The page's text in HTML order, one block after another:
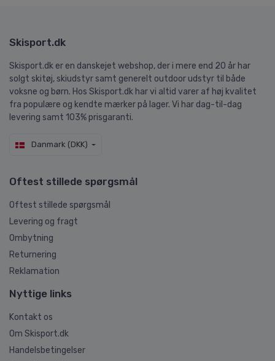
Skisport.dk
Skisport.dk er en danskejet webshop, der i mere end 20 år har
solgt skitøj, skiudstyr samt generelt outdoor udstyr til både
voksne og børn. Hos Skisport.dk har vi altid varer af høj kvalitet
fra populære og kendte mærker på lager. Vi har dag-til-dag
levering samt 103% prisgaranti.
Danmark (DKK)
Oftest stillede spørgsmål
Oftest stillede spørgsmål
Levering og fragt
Ombytning
Returnering
Reklamation
Nyttige links
Kontakt os
Om Skisport.dk
Handelsbetingelser